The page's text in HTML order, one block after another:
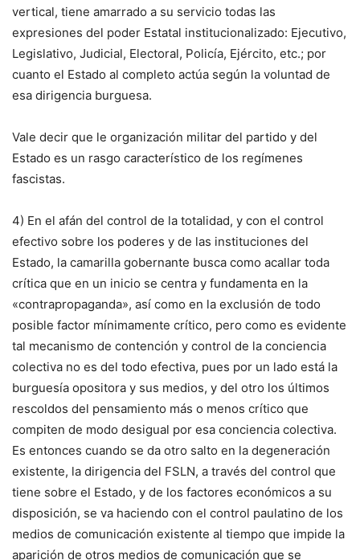
vertical, tiene amarrado a su servicio todas las
expresiones del poder Estatal institucionalizado: Ejecutivo,
Legislativo, Judicial, Electoral, Policía, Ejército, etc.; por
cuanto el Estado al completo actúa según la voluntad de
esa dirigencia burguesa.
Vale decir que le organización militar del partido y del
Estado es un rasgo característico de los regímenes
fascistas.
4) En el afán del control de la totalidad, y con el control
efectivo sobre los poderes y de las instituciones del
Estado, la camarilla gobernante busca como acallar toda
crítica que en un inicio se centra y fundamenta en la
«contrapropaganda», así como en la exclusión de todo
posible factor mínimamente crítico, pero como es evidente
tal mecanismo de contención y control de la conciencia
colectiva no es del todo efectiva, pues por un lado está la
burguesía opositora y sus medios, y del otro los últimos
rescoldos del pensamiento más o menos crítico que
compiten de modo desigual por esa conciencia colectiva.
Es entonces cuando se da otro salto en la degeneración
existente, la dirigencia del FSLN, a través del control que
tiene sobre el Estado, y de los factores económicos a su
disposición, se va haciendo con el control paulatino de los
medios de comunicación existente al tiempo que impide la
aparición de otros medios de comunicación que se